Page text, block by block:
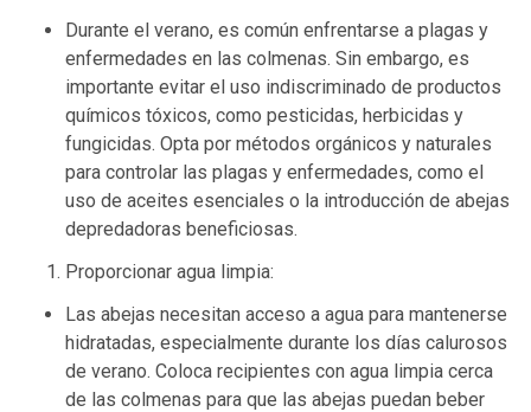
Durante el verano, es común enfrentarse a plagas y
enfermedades en las colmenas. Sin embargo, es
importante evitar el uso indiscriminado de productos
químicos tóxicos, como pesticidas, herbicidas y
fungicidas. Opta por métodos orgánicos y naturales
para controlar las plagas y enfermedades, como el
uso de aceites esenciales o la introducción de abejas
depredadoras beneficiosas.
Proporcionar agua limpia:
Las abejas necesitan acceso a agua para mantenerse
hidratadas, especialmente durante los días calurosos
de verano. Coloca recipientes con agua limpia cerca
de las colmenas para que las abejas puedan beber